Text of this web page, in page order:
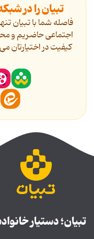
تبیان را در
فاصله شما با تبیان
اجتماعی حاضریم و
کیفیت در اختیارتان
تبیان؛ دستیار